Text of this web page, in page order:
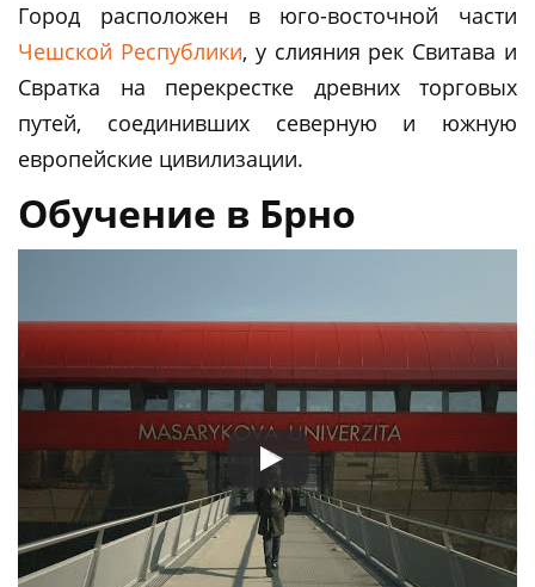
Город расположен в юго-восточной части
Чешской Республики, у слияния рек Свитава и
Свратка на перекрестке древних торговых
путей, соединивших северную и южную
европейские цивилизации.
Обучение в Брно